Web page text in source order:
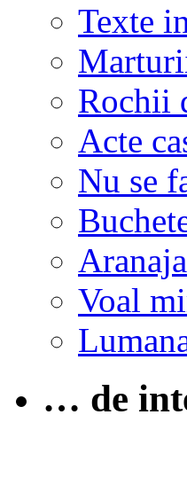
Texte
Rochii
Acte
Nu se
Voal
… de